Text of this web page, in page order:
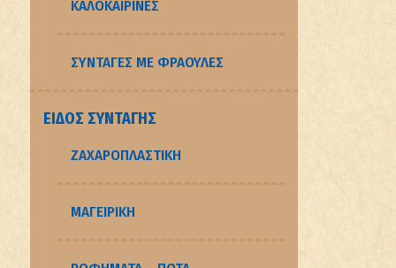
ΚΑΛΟΚΑΙΡΙΝΈΣ
ΣΥΝΤΑΓΈΣ ΜΕ ΦΡΆΟΥΛΕΣ
ΕΊΔΟΣ ΣΥΝΤΑΓΉΣ
ΖΑΧΑΡΟΠΛΑΣΤΙΚΉ
ΜΑΓΕΙΡΙΚΉ